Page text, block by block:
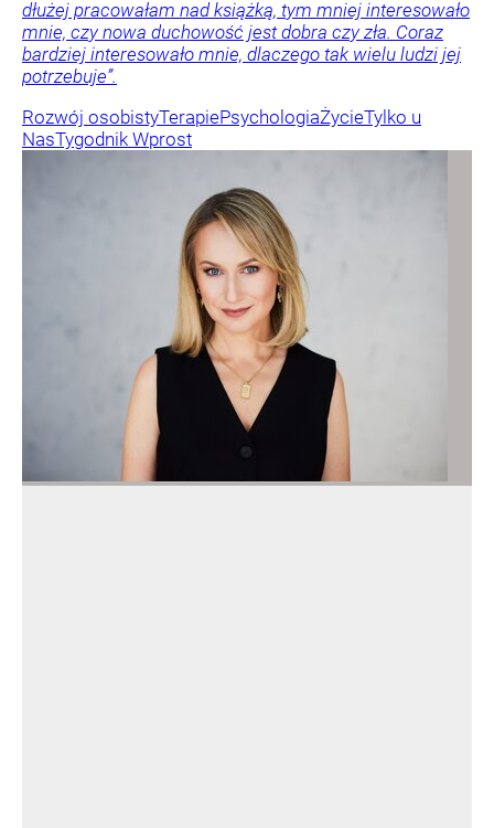
dłużej pracowałam nad książką, tym mniej interesowało
mnie, czy nowa duchowość jest dobra czy zła. Coraz
bardziej interesowało mnie, dlaczego tak wielu ludzi jej
potrzebuje”.
Rozwój osobistyTerapiePsychologiaŻycieTylko u
NasTygodnik Wprost